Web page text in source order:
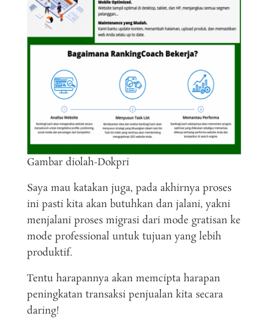
Gambar diolah-Dokpri
Saya mau katakan juga, pada akhirnya proses
ini pasti kita akan butuhkan dan jalani, yakni
menjalani proses migrasi dari mode gratisan ke
mode professional untuk tujuan yang lebih
produktif.
Tentu harapannya akan memcipta harapan
peningkatan transaksi penjualan kita secara
daring!